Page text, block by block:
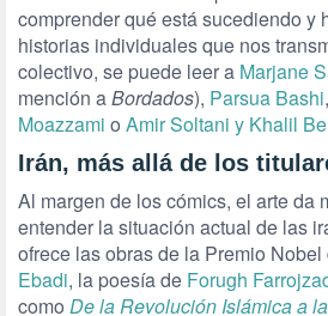
comprender qué está sucediendo y
historias individuales que nos
colectivo, se puede leer a Marjane
mención aBordados), Parsua Bashi,
Moazzami o Amir Soltani y Khalil
Irán, más allá de los
Al margen de los cómics, el arte da
entender la situación actual de las
ofrece las obras de la Premio
Ebadi, la poesía de Forugh
como De la Revolución Islámica a